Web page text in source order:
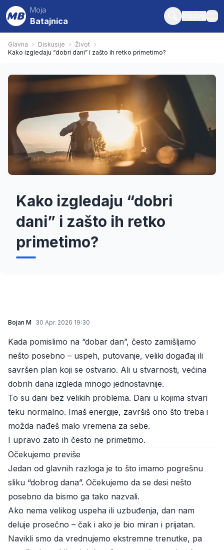
Moja
Batajnica
Glavna Diskusije
Život
Kako izgledaju “dobri dani” i zašto ih retko primetimo?
Kako izgledaju “dobri
dani” i zašto ih retko
primetimo?
Bojan M 30 Apr. 2026 19:30
Kada pomislimo na “dobar dan”, često zamišljamo
nešto posebno – uspeh, putovanje, veliki događaj ili
savršen plan koji se ostvario. Ali u stvarnosti, većina
dobrih dana izgleda mnogo jednostavnije.
To su dani bez velikih problema. Dani u kojima stvari
teku normalno. Imaš energije, završiš ono što treba i
možda nađeš malo vremena za sebe.
I upravo zato ih često ne primetimo.
Očekujemo previše
Jedan od glavnih razloga je to što imamo pogrešnu
sliku “dobrog dana”. Očekujemo da se desi nešto
posebno da bismo ga tako nazvali.
Ako nema velikog uspeha ili uzbuđenja, dan nam
deluje prosečno – čak i ako je bio miran i prijatan.
Navikli smo da vrednujemo ekstremne trenutke, pa